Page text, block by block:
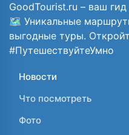
GoodTourist.ru – ваш
🗺️ Уникальные
выгодные туры.
#ПутешествуйтеУмно
Новости
Что посмотреть
Фото